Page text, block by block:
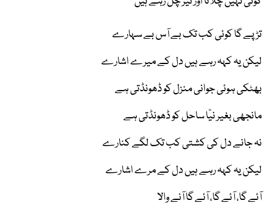
تڑپے گا کوئی کب تک بے آس بے سہارے
لیکن یہ کہہ رہے ہیں دل کے میرے اشارے
بھٹکی ہوئی جوانی منزل کو ڈھونڈتی ہے
مانجھی بغیر نیّا ساحل کو ڈھونڈتی ہے
نہ جانے دل کی کشتی کب تک لگے کنارے
لیکن یہ کہہ رہے ہیں دل کے مرے اشارے
آئے گا، آئے گا، آئے گا آنے والا